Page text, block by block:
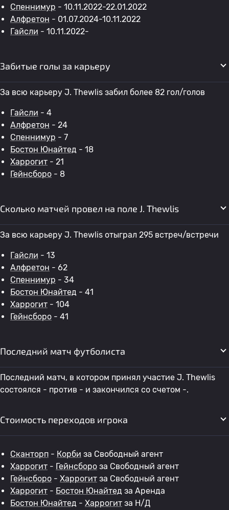
Спеннимур - 10.11.2022-22.01.2022
Алфретон - 01.07.2024-10.11.2022
Гайсли - 10.11.2022-
Забитые голы за карьеру
За всю карьеру J. Thewlis забил более 82 гол/голов
Гайсли - 4
Алфретон - 24
Спеннимур - 7
Бостон Юнайтед - 18
Харрогит - 21
Гейнсборо - 8
Сколько матчей провел на поле J. Thewlis
За всю карьеру J. Thewlis отыграл 295 встреч/встречи
Гайсли - 13
Алфретон - 62
Спеннимур - 34
Бостон Юнайтед - 41
Харрогит - 104
Гейнсборо - 41
Последний матч футболиста
Последний матч, в котором принял участие J. Thewlis
состоялся - против - и закончился со счетом -.
Стоимость переходов игрока
Сканторп - Корби за Свободный агент
Харрогит - Гейнсборо за Свободный агент
Гейнсборо - Харрогит за Свободный агент
Харрогит - Бостон Юнайтед за Аренда
Бостон Юнайтед - Харрогит за Н/Д